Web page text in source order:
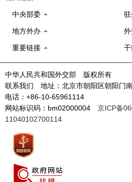
中央部委
地方外办
重要链接
中华人民共和国外交部 版权所有
联系我们 地址：北京市朝阳区朝阳
电话：+86-10-65961114
网站标识码：bm02000004 京ICP备
11040102700114